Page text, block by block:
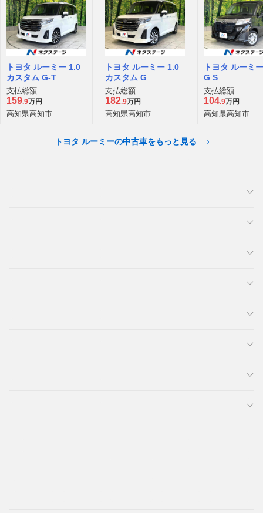
トヨタ ルーミー 1.0
カスタム G-T
支払総額
159.9万円
高知県高知市
トヨタ ルーミー 1.0
カスタム G
支払総額
182.9万円
高知県高知市
トヨタ ルーミ
G S
支払総額
104.9万円
高知県高知市
トヨタ ルーミーの中古車をもっと見る